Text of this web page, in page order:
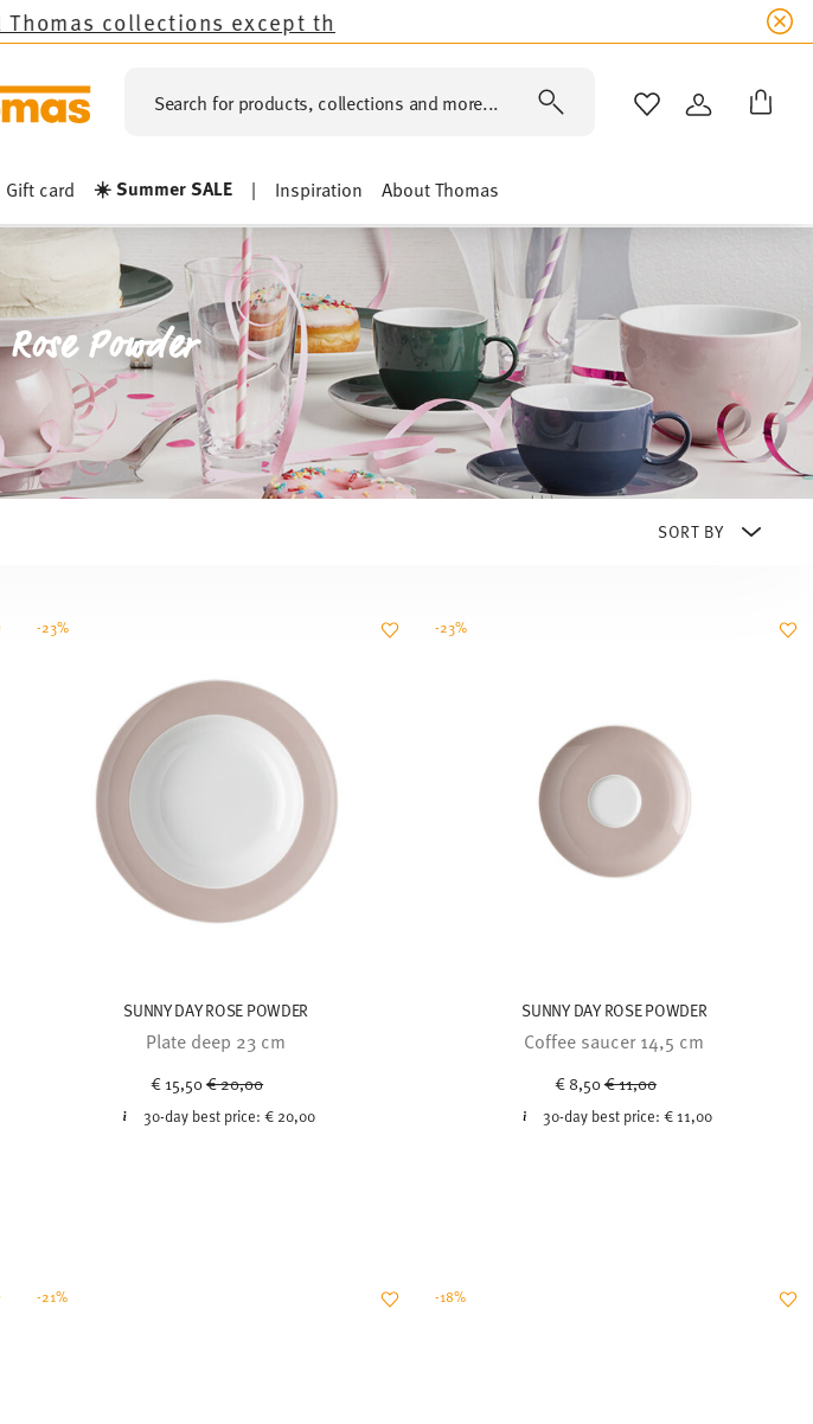
except the novelties Sandora, Sensai & Kids!
Search for products, collections and more... WISHLISTLOGIN
Gift card ☀️ Summer SALE | Inspiration About Thomas
Powder
SUNNY DAY ROSE POWDER
Plate deep 23 cm
€ 15,50Price reduced from
€ 20,00
30-day best price: € 20,00
-23%
SUNNY DAY ROSE POWDER
Coffee saucer 14,5 cm
€ 8,50Price reduced from
€ 11,00
30-day best price:€ 11,00
-23%
-21% -18%